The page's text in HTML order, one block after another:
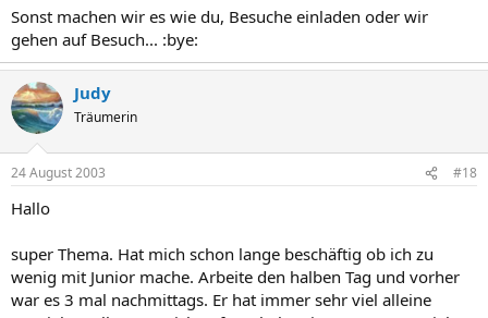
Sonst machen wir es wie du, Besuche einladen oder wir
gehen auf Besuch... :bye:
Judy
Träumerin
24 August 2003 #18
Hallo
super Thema. Hat mich schon lange beschäftig ob ich zu
wenig mit Junior mache. Arbeite den halben Tag und vorher
war es 3 mal nachmittags. Er hat immer sehr viel alleine